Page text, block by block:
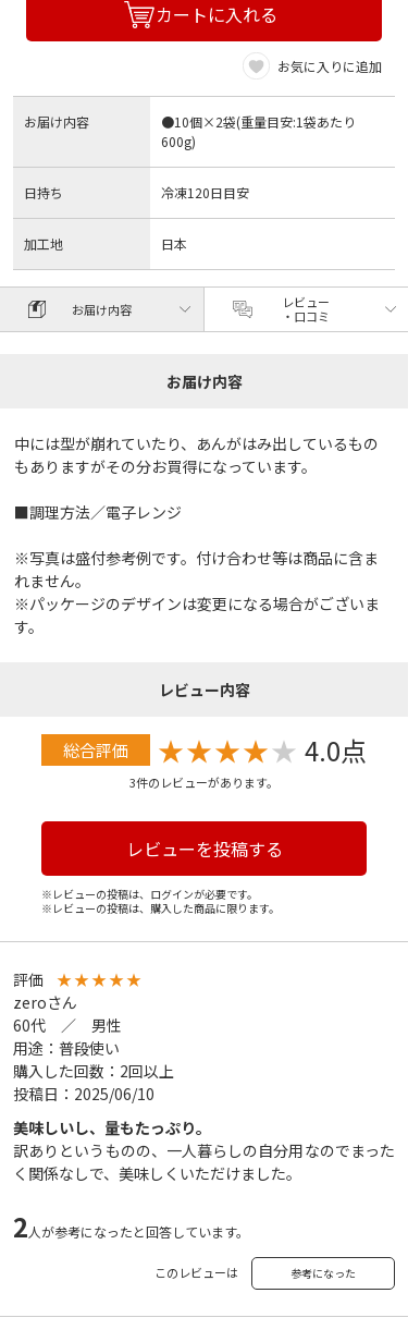
カートに入れる
お気に入りに追加
お届け内容
●10個×2袋(重量目安:1袋あたり
600g)
日持ち 冷凍120日目安
加工地 日本
お届け内容
レビュー
・口コミ
お届け内容
中には型が崩れていたり、あんがはみ出しているもの
もありますがその分お買得になっています。
■調理方法／電子レンジ
※写真は盛付参考例です。付け合わせ等は商品に含ま
れません。
※パッケージのデザインは変更になる場合がございま
す。
レビュー内容
総合評価 ★★★★★ 4.0点
3件のレビューがあります。
レビューを投稿する
※レビューの投稿は、ログインが必要です。
※レビューの投稿は、購入した商品に限ります。
評価 ★★★★★
zeroさん
60代 ／ 男性
用途：普段使い
購入した回数：2回以上
投稿日：2025/06/10
美味しいし、量もたっぷり。
訳ありというものの、一人暮らしの自分用なのでまった
く関係なしで、美味しくいただけました。
2人が参考になったと回答しています。
このレビューは 参考になった